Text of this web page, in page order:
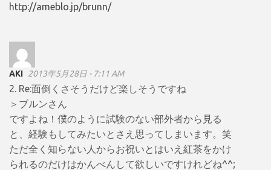
http://ameblo.jp/brunn/
AKI 2013年5月28日 - 7:11 AM
2. Re:面倒くさそうだけど楽しそうですね
＞ブルンさん
ですよね！僕のように試験のない部外者から見る
と、経験もしてみたいとさえ思ってしまいます。笑
ただ全く知らない人からお祝いとはいえ紅茶をかけ
られるのだけはかんべんして欲しいですけれどね^^;